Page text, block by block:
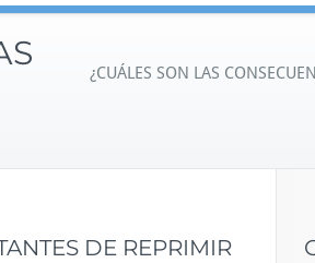
¿CUÁLES SON LAS
DE REPRIMIR